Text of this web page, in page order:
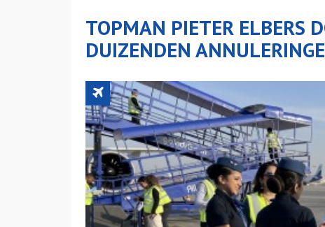
TOPMAN PIETER ELBERS
DUIZENDEN